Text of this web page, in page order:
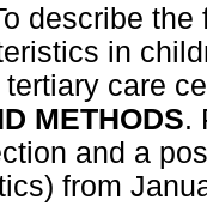
describe
in
care
METHODS.
and a
from